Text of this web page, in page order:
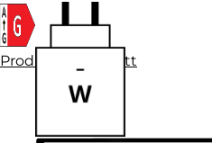
Produktdatenblatt